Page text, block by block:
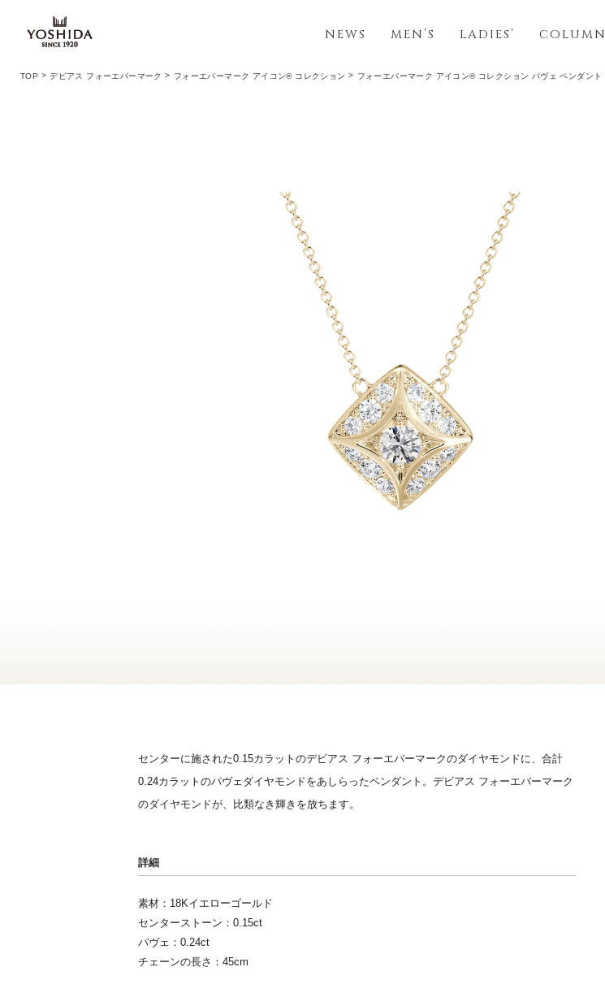
NEWS MEN’S LADIES’ COLUMN
TOP デビアス フォーエバーマーク フォーエバーマーク アイコン® コレクション フォーエバーマーク アイコン® コレクション パヴェ ペンダント
センターに施された0.15カラットのデビアス フォーエバーマークのダイヤモンドに、合計
0.24カラットのパヴェダイヤモンドをあしらったペンダント。デビアス フォーエバーマーク
のダイヤモンドが、比類なき輝きを放ちます。
詳細
素材：18Kイエローゴールド
センターストーン：0.15ct
パヴェ：0.24ct
チェーンの長さ：45cm